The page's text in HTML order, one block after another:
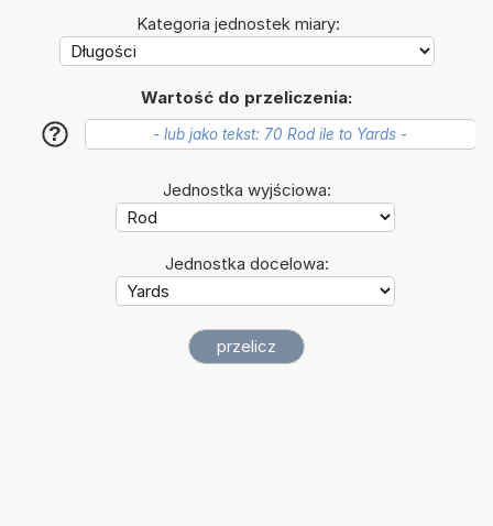
Kategoria jednostek miary:
Wartość do przeliczenia:
?
Jednostka wyjściowa:
Jednostka docelowa: